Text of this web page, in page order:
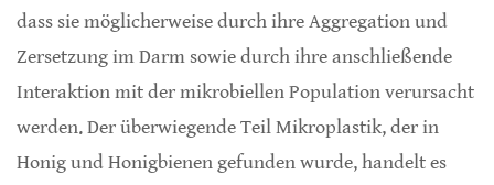
dass sie möglicherweise durch ihre Aggregation und
Zersetzung im Darm sowie durch ihre anschließende
Interaktion mit der mikrobiellen Population verursacht
werden. Der überwiegende Teil Mikroplastik, der in
Honig und Honigbienen gefunden wurde, handelt es